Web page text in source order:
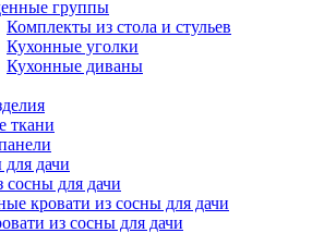
группы
Комплекты из стола и стульев
Кухонные уголки
Кухонные диваны
ткани
дачи
сосны для дачи
кровати из сосны для дачи
из сосны для дачи